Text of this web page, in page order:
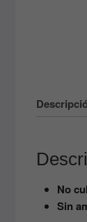
No
Sin